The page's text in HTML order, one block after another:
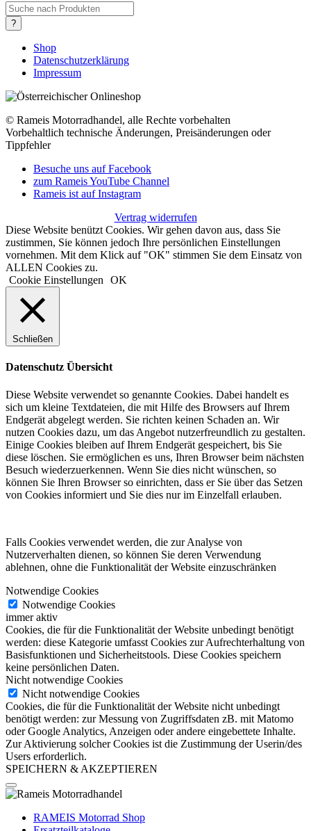
Products
search
?
Shop
Datenschutzerklärung
Impressum
© Rameis Motorradhandel, alle Rechte vorbehalten
Vorbehaltlich technische Änderungen, Preisänderungen oder
Tippfehler
Besuche uns auf Facebook
zum Rameis YouTube Channel
Rameis ist auf Instagram
Vertrag widerrufen
Diese Website benützt Cookies. Wir gehen davon aus, dass Sie
zustimmen, Sie können jedoch Ihre persönlichen Einstellungen
vornehmen. Mit dem Klick auf "OK" stimmen Sie dem Einsatz von
ALLEN Cookies zu.
Cookie Einstellungen
OK
Schließen
Datenschutz Übersicht
Diese Website verwendet so genannte Cookies. Dabei handelt es
sich um kleine Textdateien, die mit Hilfe des Browsers auf Ihrem
Endgerät abgelegt werden. Sie richten keinen Schaden an. Wir
nutzen Cookies dazu, um das Angebot nutzerfreundlich zu gestalten.
Einige Cookies bleiben auf Ihrem Endgerät gespeichert, bis Sie
diese löschen. Sie ermöglichen es uns, Ihren Browser beim nächsten
Besuch wiederzuerkennen. Wenn Sie dies nicht wünschen, so
können Sie Ihren Browser so einrichten, dass er Sie über das Setzen
von Cookies informiert und Sie dies nur im Einzelfall erlauben.
Falls Cookies verwendet werden, die zur Analyse von
Nutzerverhalten dienen, so können Sie deren Verwendung
ablehnen, ohne die Funktionalität der Website einzuschränken
Notwendige Cookies
Notwendige Cookies
immer aktiv
Cookies, die für die Funktionalität der Website unbedingt benötigt
werden: diese Kategorie umfasst Cookies zur Aufrechterhaltung von
Basisfunktionen und Sicherheitstools. Diese Cookies speichern
keine persönlichen Daten.
Nicht notwendige Cookies
Nicht notwendige Cookies
Cookies, die für die Funktionalität der Website nicht unbedingt
benötigt werden: zur Messung von Zugriffsdaten zB. mit Matomo
oder Google Analytics, Anzeigen oder andere eingebettete Inhalte.
Zur Aktivierung solcher Cookies ist die Zustimmung der Userin/des
Users erforderlich.
SPEICHERN & AKZEPTIEREN
RAMEIS Motorrad Shop